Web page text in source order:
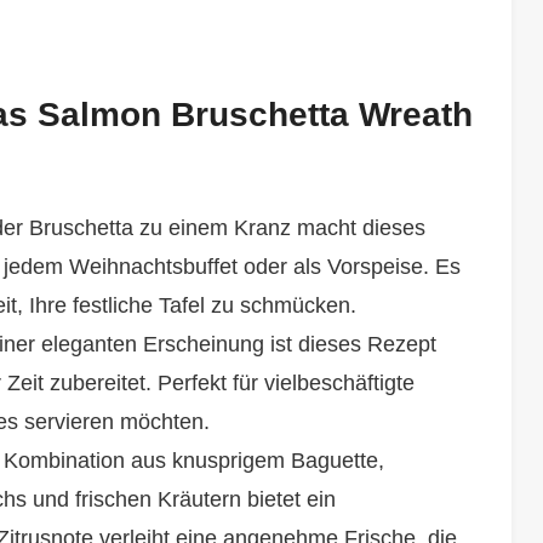
Salmon Bruschetta Wreath
Bruschetta zu einem Kranz macht dieses
Weihnachtsbuffet oder als Vorspeise. Es
Ihre festliche Tafel zu schmücken.
eleganten Erscheinung ist dieses Rezept
zubereitet. Perfekt für vielbeschäftigte
servieren möchten.
aus knusprigem Baguette,
und frischen Kräutern bietet ein
verleiht eine angenehme Frische, die